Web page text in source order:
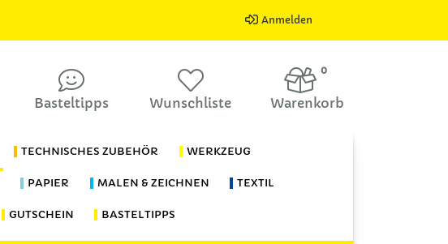
Anmelden
Basteltipps Wunschliste
0
Warenkorb
TECHNISCHES ZUBEHÖR WERKZEUG
PAPIER MALEN & ZEICHNEN TEXTIL
GUTSCHEIN BASTELTIPPS